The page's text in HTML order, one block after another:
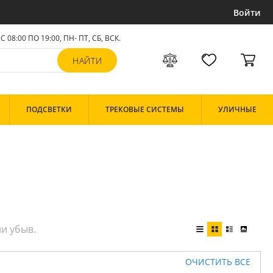
Войти
С 08:00 ПО 19:00, ПН- ПТ,СБ, ВСК.
ПОДСВЕТКИ ТРЕКОВЫЕ СИСТЕМЫ УЛИЧНЫЕ
ОЧИСТИТЬ ВСЕ